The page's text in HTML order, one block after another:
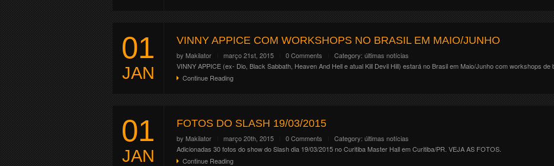
01
JAN
VINNY APPICE COM WORKSHOPS NO BRASIL EM MAIO/JUNHO
by Makilator março 21st, 2015 0 Comments Category: últimas notícias
VINNY APPICE (ex- Dio, Black Sabbath, Heaven And Hell e atual Kill Devil Hill) estará no Brasil em Maio/Junho com workshops de
Continue Reading
01
JAN
FOTOS DO SLASH 19/03/2015
by Makilator março 20th, 2015 0 Comments Category: últimas notícias
Adicionadas 30 fotos do show do Slash dia 19/03/2015 no Curitiba Master Hall em Curitiba/PR. VEJA AS FOTOS.
Continue Reading